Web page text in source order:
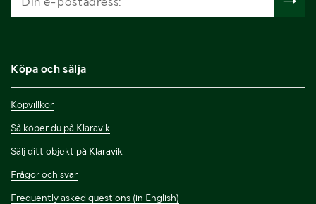
Köpa och sälja
Köpvillkor
Så köper du på Klaravik
Sälj ditt objekt på Klaravik
Frågor och svar
Frequently asked questions (in English)